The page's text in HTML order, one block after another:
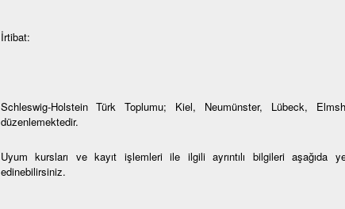
İrtibat:
Schleswig-Holstein Türk Toplumu; Kiel, Neumünster, Lübeck,
düzenlemektedir.
Uyum kursları ve kayıt işlemleri ile ilgili ayrıntılı bilgileri aşağıda
edinebilirsiniz.